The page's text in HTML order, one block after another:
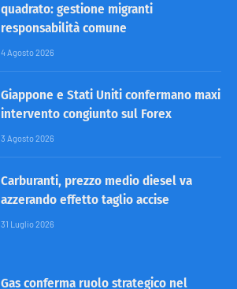
quadrato: gestione migranti
responsabilità comune
4 Agosto 2026
Giappone e Stati Uniti confermano maxi
intervento congiunto sul Forex
3 Agosto 2026
Carburanti, prezzo medio diesel va
azzerando effetto taglio accise
31 Luglio 2026
Gas conferma ruolo strategico nel